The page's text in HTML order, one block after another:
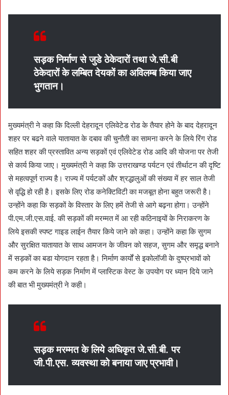
सड़क निर्माण से जुडे ठेकेदारों तथा जे.सी.बी
ठेकेदारों के लम्बित देयकों का अविलम्ब किया जाए
भुगतान।
मुख्यमंत्री ने कहा कि दिल्ली देहरादून एलिवेटेड रोड के तैयार होने के बाद देहरादून
शहर पर बढने वाले यातायात के दबाव की चुनौती का सामना करने के लिये रिंग रोड
सहित शहर की प्रस्तावित अन्य सड़कों एवं एलिवेटेड रोड आदि की योजना पर तेजी
से कार्य किया जाए। मुख्यमंत्री ने कहा कि उत्तराखण्ड पर्यटन एवं तीर्थाटन की दृष्टि
से महत्वपूर्ण राज्य है। राज्य में पर्यटकों और श्रद्धालुओं की संख्या में हर साल तेजी
से वृद्धि हो रही है। इसके लिए रोड कनेक्टिविटी का मजबूत होना बहुत जरूरी है।
उन्होंने कहा कि सड़कों के विस्तार के लिए हमें तेजी से आगे बढ़ना होगा। उन्होंने
पी.एम.जी.एस.वाई. की सड़कों की मरम्मत में आ रही कठिनाइयों के निराकरण के
लिये इसकी स्पष्ट गाइड लाईन तैयार किये जाने को कहा। उन्होंने कहा कि सुगम
और सुरक्षित यातायात के साथ आमजन के जीवन को सहज, सुगम और समृद्ध बनाने
में सड़कों का बडा योगदान रहता है। निर्माण कार्यों से इकोलॉजी के दुष्प्रभावों को
कम करने के लिये सड़क निर्माण में प्लास्टिक वेस्ट के उपयोग पर ध्यान दिये जाने
की बात भी मुख्यमंत्री ने कही।
सड़क मरम्मत के लिये अधिकृत जे.सी.बी. पर
जी.पी.एस. व्यवस्था को बनाया जाए प्रभावी।